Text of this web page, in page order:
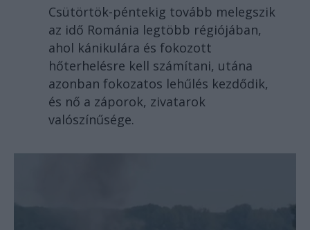
Csütörtök-péntekig tovább melegszik
az idő Románia legtöbb régiójában,
ahol kánikulára és fokozott
hőterhelésre kell számítani, utána
azonban fokozatos lehűlés kezdődik,
és nő a záporok, zivatarok
valószínűsége.